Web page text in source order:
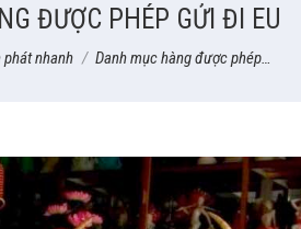
ĐƯỢC PHÉP GỬI ĐI EU
nhanh Danh mục hàng được phép…